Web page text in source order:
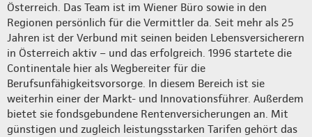
Österreich. Das Team ist im Wiener Büro sowie in den
Regionen persönlich für die Vermittler da. Seit mehr als 25
Jahren ist der Verbund mit seinen beiden Lebensversicherern
in Österreich aktiv – und das erfolgreich. 1996 startete die
Continentale hier als Wegbereiter für die
Berufsunfähigkeitsvorsorge. In diesem Bereich ist sie
weiterhin einer der Markt- und Innovationsführer. Außerdem
bietet sie fondsgebundene Rentenversicherungen an. Mit
günstigen und zugleich leistungsstarken Tarifen gehört das